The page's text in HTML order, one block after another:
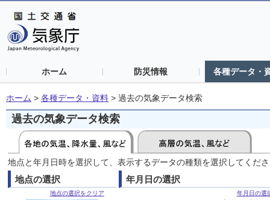
ホーム 防災情報 各種データ・
ホーム > 各種データ・資料 > 過去の気象データ検索
過去の気象データ検索
地点と年月日時を選択して、表示するデータの種類を選択してくだ
地点の選択
地点の選択をクリア
年月日の選択
年月日の選